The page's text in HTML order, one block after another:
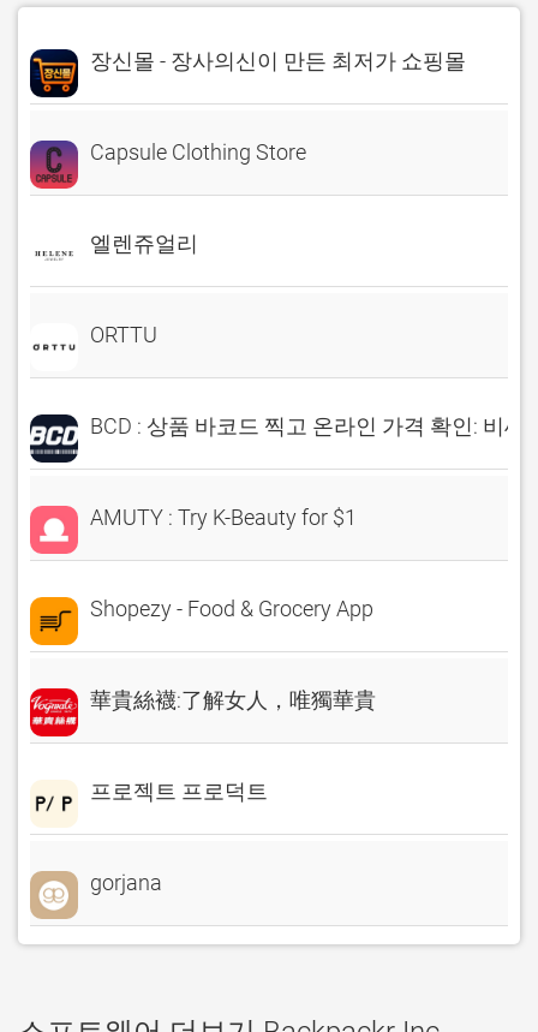
장신몰 - 장사의신이 만든 최저가 쇼핑몰
Capsule Clothing Store
엘렌쥬얼리
ORTTU
BCD : 상품 바코드 찍고 온라인 가격 확인: 비씨
AMUTY : Try K-Beauty for $1
Shopezy - Food & Grocery App
華貴絲襪:了解女人，唯獨華貴
프로젝트 프로덕트
gorjana